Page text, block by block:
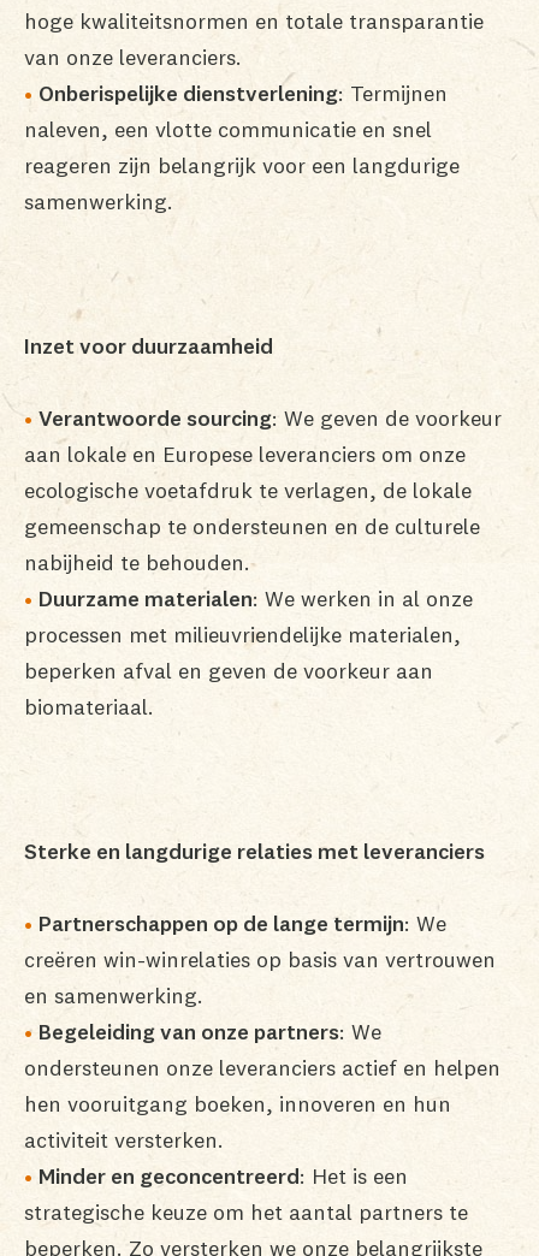
hoge kwaliteitsnormen en totale transparantie
van onze leveranciers.
Onberispelijke dienstverlening: Termijnen
naleven, een vlotte communicatie en snel
reageren zijn belangrijk voor een langdurige
samenwerking.
Inzet voor duurzaamheid
Verantwoorde sourcing: We geven de voorkeur
aan lokale en Europese leveranciers om onze
ecologische voetafdruk te verlagen, de lokale
gemeenschap te ondersteunen en de culturele
nabijheid te behouden.
Duurzame materialen: We werken in al onze
processen met milieuvriendelijke materialen,
beperken afval en geven de voorkeur aan
biomateriaal.
Sterke en langdurige relaties met leveranciers
Partnerschappen op de lange termijn: We
creëren win-winrelaties op basis van vertrouwen
en samenwerking.
Begeleiding van onze partners: We
ondersteunen onze leveranciers actief en helpen
hen vooruitgang boeken, innoveren en hun
activiteit versterken.
Minder en geconcentreerd: Het is een
strategische keuze om het aantal partners te
beperken. Zo versterken we onze belangrijkste